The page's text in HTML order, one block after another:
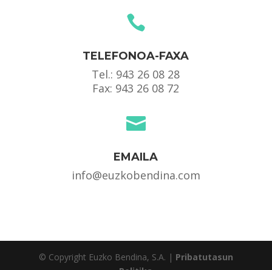

TELEFONOA-FAXA
Tel.: 943 26 08 28
Fax: 943 26 08 72

EMAILA
info@euzkobendina.com
© Copyright Euzko Bendina, S.A. | Pribatutasun